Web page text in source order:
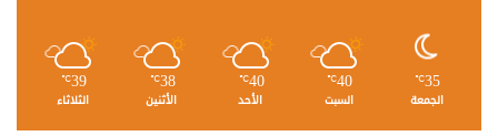
35
℃
الجمعة
40
℃
السبت
40
℃
الأحد
38
℃
الأثنين
39
℃
الثلاثاء